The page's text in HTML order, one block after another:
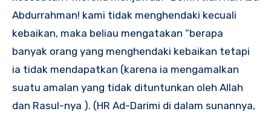
Abdurrahman! kami tidak menghendaki kecuali
kebaikan, maka beliau mengatakan “berapa
banyak orang yang menghendaki kebaikan tetapi
ia tidak mendapatkan (karena ia mengamalkan
suatu amalan yang tidak dituntunkan oleh Allah
dan Rasul-nya ). (HR Ad-Darimi di dalam sunannya,